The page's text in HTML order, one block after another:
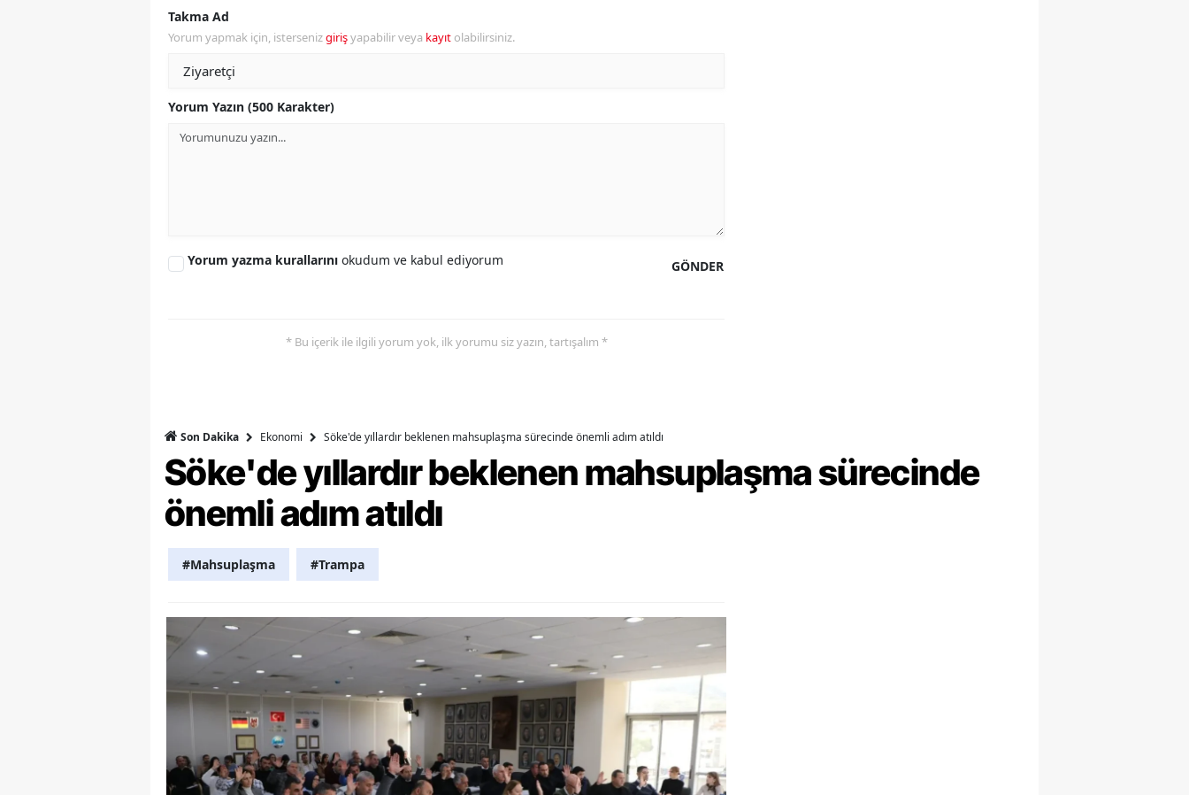
Yozgat
Batman
Yalova
Karabük
Kilis
Takma Ad
Yorum yapmak için, istersenizgirişyapabilir veya kayıt olabilirsiniz.
Yorum Yazın (500 Karakter)
GÖNDER
Yorum yazma kurallarını okudum ve kabul ediyorum
* Bu içerik ile ilgili yorum yok, ilk yorumu siz yazın, tartışalım *
Son Dakika Ekonomi Söke'de yıllardır beklenen mahsuplaşma sürecinde önemli adım atıldı
Söke'de yıllardır beklenen mahsuplaşma sürecinde
önemli adım atıldı
#Mahsuplaşma #Trampa